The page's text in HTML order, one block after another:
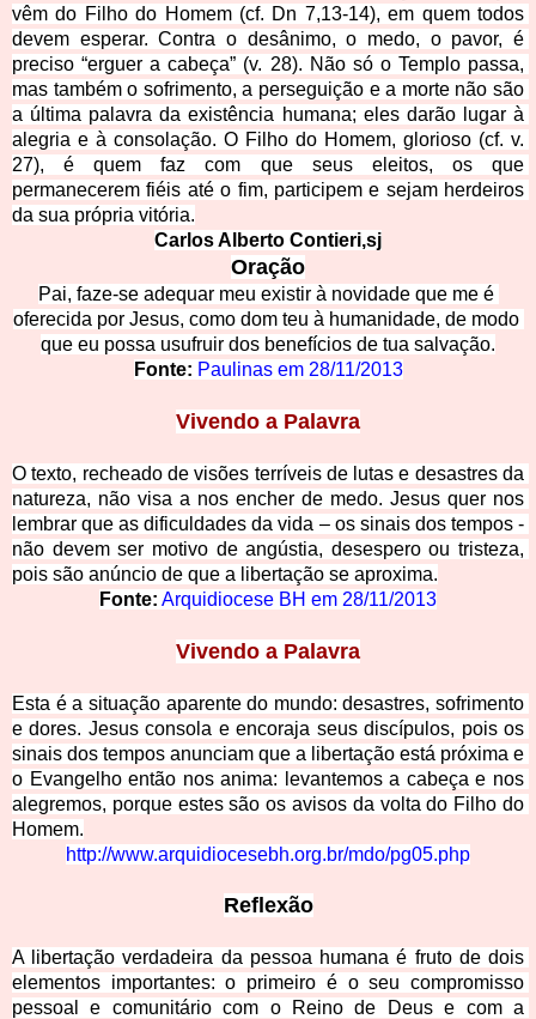
vêm do Filho do Homem (cf. Dn 7,13-14), em quem todos
devem esperar. Contra o desânimo, o medo, o pavor, é
preciso “erguer a cabeça” (v. 28). Não só o Templo passa,
mas também o sofrimento, a perseguição e a morte não são
a última palavra da existência humana; eles darão lugar à
alegria e à consolação. O Filho do Homem, glorioso (cf. v.
27), é quem faz com que seus eleitos, os que
permanecerem fiéis até o fim, participem e sejam herdeiros
da sua própria vitória.
Carlos Alberto Contieri,sj
Oração
Pai, faze-se adequar meu existir à novidade que me é
oferecida por Jesus, como dom teu à humanidade, de modo
que eu possa usufruir dos benefícios de tua salvação.
Fonte: Paulinas em 28/11/2013
Vivendo a Palavra
O texto, recheado de visões terríveis de lutas e desastres da
natureza, não visa a nos encher de medo. Jesus quer nos
lembrar que as dificuldades da vida – os sinais dos tempos -
não devem ser motivo de angústia, desespero ou tristeza,
pois são anúncio de que a libertação se aproxima.
Fonte: Arquidiocese BH em 28/11/2013
Vivendo a Palavra
Esta é a situação aparente do mundo: desastres, sofrimento
e dores. Jesus consola e encoraja seus discípulos, pois os
sinais dos tempos anunciam que a libertação está próxima e
o Evangelho então nos anima: levantemos a cabeça e nos
alegremos, porque estes são os avisos da volta do Filho do
Homem.
http://www.arquidiocesebh.org.br/mdo/pg05.php
Reflexão
A libertação verdadeira da pessoa humana é fruto de dois
elementos importantes: o primeiro é o seu compromisso
pessoal e comunitário com o Reino de Deus e com a